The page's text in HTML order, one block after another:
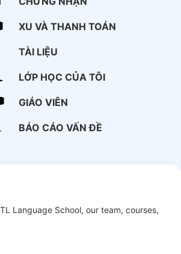
XU VÀ THANH TOÁN
TÀI LIỆU
LỚP HỌC CỦA TÔI
GIÁO VIÊN
BÁO CÁO VẤN ĐỀ
Language School, our team, courses,